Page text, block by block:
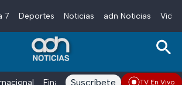
7 Deportes Noticias adn Noticias
Finanzas adn Noticias Radio
Suscríbete TV En Vivo